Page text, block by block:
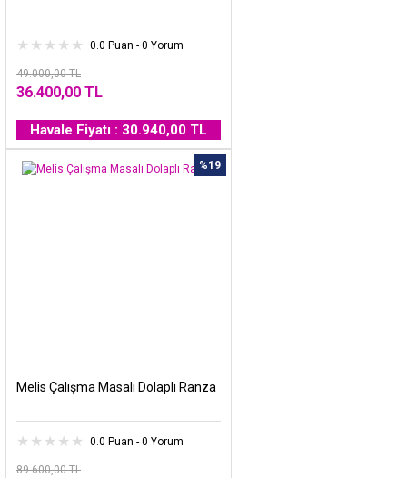
0.0 Puan - 0 Yorum
49.000,00 TL
36.400,00 TL
Havale Fiyatı : 30.940,00 TL
%19
Melis Çalışma Masalı Dolaplı Ranza
0.0 Puan - 0 Yorum
89.600,00 TL